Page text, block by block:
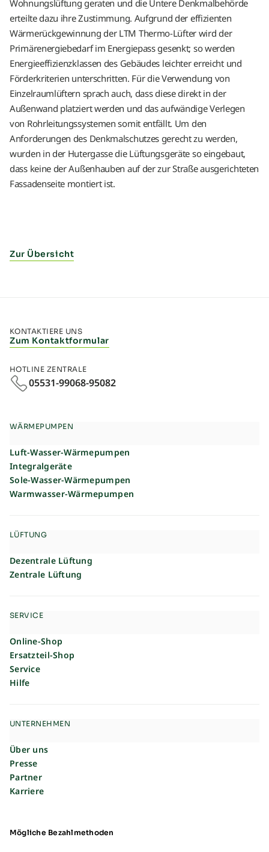
Wohnungslüftung geraten und die Untere Denkmalbehörde
erteilte dazu ihre Zustimmung. Aufgrund der effizienten
Wärmerückgewinnung der LTM Thermo-Lüfter wird der
Primärenergiebedarf im Energiepass gesenkt; so werden
Energieeffizienzklassen des Gebäudes leichter erreicht und
Förderkriterien unterschritten. Für die Verwendung von
Einzelraumlüftern sprach auch, dass diese direkt in der
Außenwand platziert werden und das aufwändige Verlegen
von Rohrleitungssystemen somit entfällt. Um den
Anforderungen des Denkmalschutzes gerecht zu werden,
wurden in der Hutergasse die Lüftungsgeräte so eingebaut,
dass keine der Außenhauben auf der zur Straße ausgerichteten
Fassadenseite montiert ist.
Zur Übersicht
KONTAKTIERE UNS
Zum Kontaktformular
HOTLINE ZENTRALE
05531-99068-95082
WÄRMEPUMPEN
Luft-Wasser-Wärmepumpen
Integralgeräte
Sole-Wasser-Wärmepumpen
Warmwasser-Wärmepumpen
LÜFTUNG
Dezentrale Lüftung
Zentrale Lüftung
SERVICE
Online-Shop
Ersatzteil-Shop
Service
Hilfe
UNTERNEHMEN
Über uns
Presse
Partner
Karriere
Mögliche Bezahlmethoden